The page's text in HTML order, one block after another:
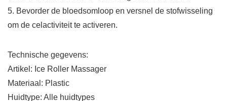
5. Bevorder de bloedsomloop en versnel de stofwisseling
om de celactiviteit te activeren.
Technische gegevens:
Artikel: Ice Roller Massager
Materiaal: Plastic
Huidtype: Alle huidtypes